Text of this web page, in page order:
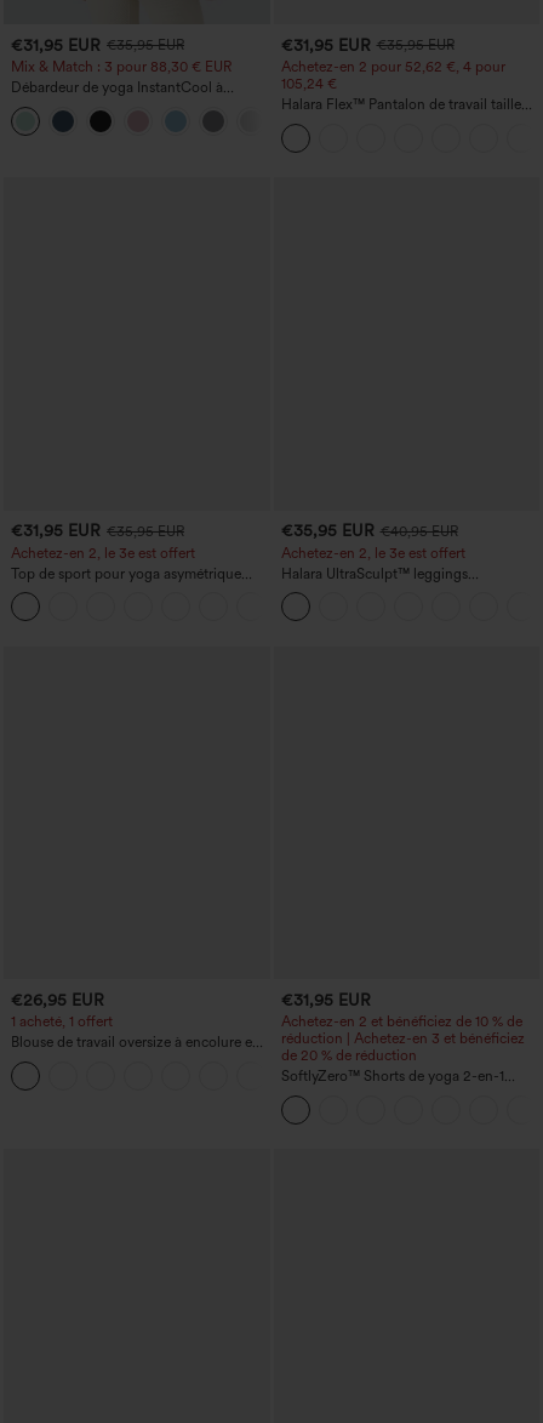
€31,95 EUR €35,95 EUR
Mix & Match : 3 pour 88,30 € EUR
Débardeur de yoga InstantCool à
encolure en U et ourlet arrondi –
UPF50+
€31,95 EUR €35,95 EUR
Achetez-en 2 pour 52,62 €, 4 pour
105,24 €
Halara Flex™ Pantalon de travail taille
haute sculptant la silhouette, gainant la
taille, avec poches, jambe large en
micro-gaufre
€31,95 EUR €35,95 EUR
Achetez-en 2, le 3e est offert
Top de sport pour yoga asymétrique
(une épaule) à manches longues avec
ouverture pour le pouce, ourlet arrondi
haut-bas, séchage rapide, soutien-gorge
€35,95 EUR €40,95 EUR
Achetez-en 2, le 3e est offert
Halara UltraSculpt™ leggings
d'entraînement taille haute — fronces
liftantes pour le fessier, maintien gainant
du ventre et poche
€26,95 EUR
1 acheté, 1 offert
Blouse de travail oversize à encolure en
V, manches courtes, en tissu
anti‑froissage
+1
€31,95 EUR
Achetez-en 2 et bénéficiez de 10 % de
réduction | Achetez-en 3 et bénéficiez
de 20 % de réduction
SoftlyZero™ Shorts de yoga 2-en-1
InstantCool, super taille haute, aérés, 5''
avec poches — longueur allongée